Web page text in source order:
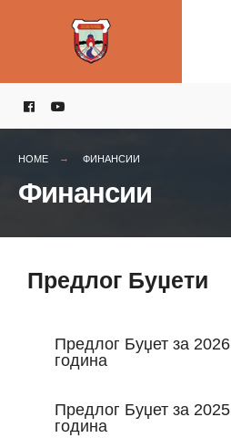
HOME ФИНАНСИИ
Финансии
Предлог Буџети
Предлог Буџет за 2026
година
Предлог Буџет за 2025
година